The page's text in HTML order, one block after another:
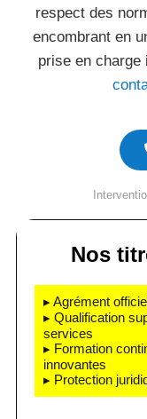
respect des
encombrant en
prise en charge
Nos
▸ Agrément
▸ Qualification
services
▸ Formation
innovantes
▸ Protection